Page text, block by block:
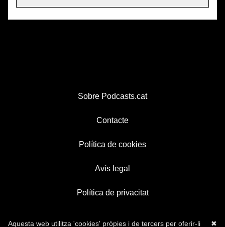
Sobre Podcasts.cat
Contacte
Política de cookies
Avís legal
Política de privacitat
✖
Aquesta web utilitza 'cookies' pròpies i de tercers per oferir-li